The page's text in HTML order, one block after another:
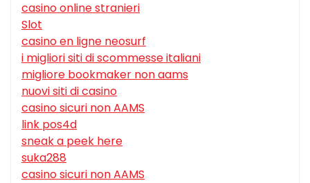
casino online stranieri
Slot
casino en ligne neosurf
i migliori siti di scommesse italiani
migliore bookmaker non aams
nuovi siti di casino
casino sicuri non AAMS
link pos4d
sneak a peek here
suka288
casino sicuri non AAMS